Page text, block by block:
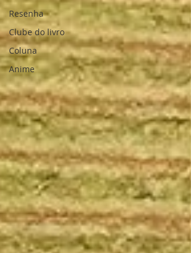
Resenha
Clube do livro
Coluna
Anime